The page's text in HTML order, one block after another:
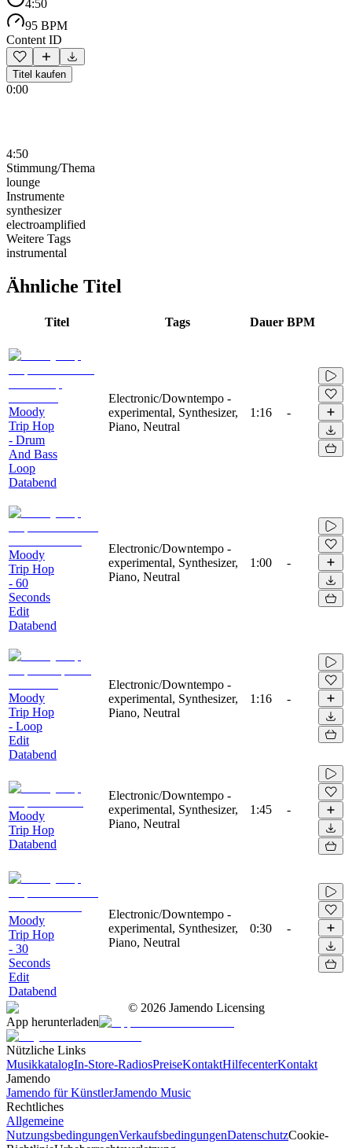
4:50
95 BPM
Content ID
Titel kaufen
0:00
4:50
Stimmung/Thema
lounge
Instrumente
synthesizer
electroamplified
Weitere Tags
instrumental
Ähnliche Titel
Titel Tags Dauer BPM
Moody
Trip Hop
- Drum
And Bass
Loop
Databend
Electronic/Downtempo -
experimental, Synthesizer,
Piano, Neutral
1:16 -
Moody
Trip Hop
- 60
Seconds
Edit
Databend
Electronic/Downtempo -
experimental, Synthesizer,
Piano, Neutral
1:00 -
Moody
Trip Hop
- Loop
Edit
Databend
Electronic/Downtempo -
experimental, Synthesizer,
Piano, Neutral
1:16 -
Moody
Trip Hop
Databend
Electronic/Downtempo -
experimental, Synthesizer,
Piano, Neutral
1:45 -
Moody
Trip Hop
- 30
Seconds
Edit
Databend
Electronic/Downtempo -
experimental, Synthesizer,
Piano, Neutral
0:30 -
© 2026 Jamendo Licensing
App herunterladen
Nützliche Links
MusikkatalogIn-Store-RadiosPreiseKontaktHilfecenterKontakt
Jamendo
Jamendo für KünstlerJamendo Music
Rechtliches
Allgemeine
NutzungsbedingungenVerkaufsbedingungenDatenschutzCookie-